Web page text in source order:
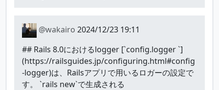
@wakairo 2024/12/23 19:11
## Rails 8.0におけるlogger [`config.logger `]
(https://railsguides.jp/configuring.html#config
-logger)は、Railsアプリで用いるロガーの設定で
す。 `rails new`で生成される